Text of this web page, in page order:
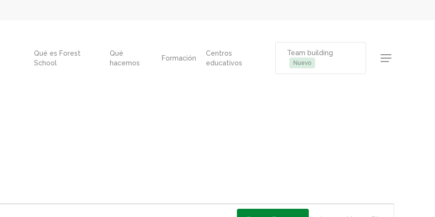
Qué es Forest
School
Qué
hacemos
Formación
Centros
educativos
Team building
Nuevo
Menu